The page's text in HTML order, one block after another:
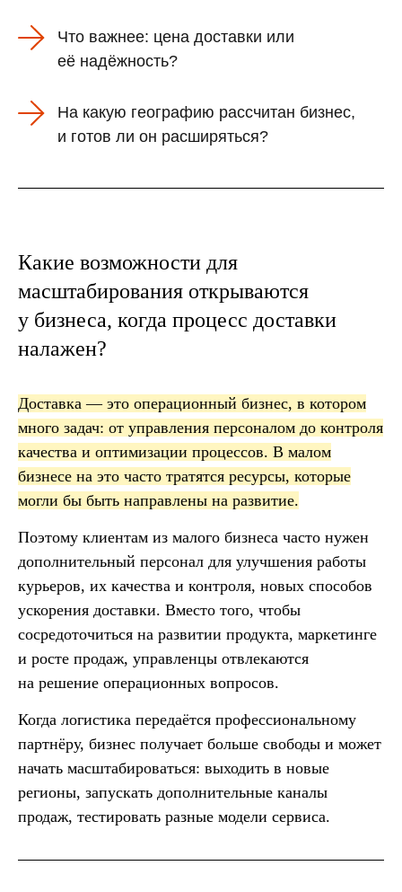
Что важнее: цена доставки или
её надёжность?
На какую географию рассчитан бизнес,
и готов ли он расширяться?
Какие возможности для
масштабирования открываются
у бизнеса, когда процесс доставки
налажен?
Доставка — это операционный бизнес, в котором
много задач: от управления персоналом до контроля
качества и оптимизации процессов. В малом
бизнесе на это часто тратятся ресурсы, которые
могли бы быть направлены на развитие.
Поэтому клиентам из малого бизнеса часто нужен
дополнительный персонал для улучшения работы
курьеров, их качества и контроля, новых способов
ускорения доставки. Вместо того, чтобы
сосредоточиться на развитии продукта, маркетинге
и росте продаж, управленцы отвлекаются
на решение операционных вопросов.
Когда логистика передаётся профессиональному
партнёру, бизнес получает больше свободы и может
начать масштабироваться: выходить в новые
регионы, запускать дополнительные каналы
продаж, тестировать разные модели сервиса.